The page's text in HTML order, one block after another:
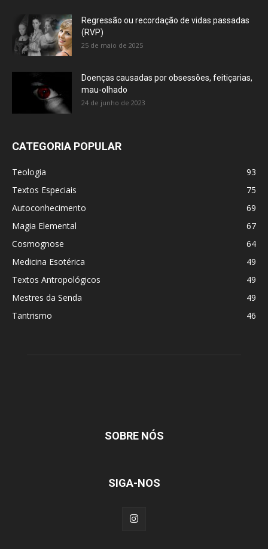
Regressão ou recordação de vidas passadas
(RVP)
25 de maio de 2025
Doenças causadas por obsessões, feitiçarias,
mau-olhado
24 de junho de 2023
CATEGORIA POPULAR
Teologia
93
Textos Especiais
75
Autoconhecimento
69
Magia Elemental
67
Cosmognose
64
Medicina Esotérica
49
Textos Antropológicos
49
Mestres da Senda
49
Tantrismo
46
SOBRE NÓS
SIGA-NOS